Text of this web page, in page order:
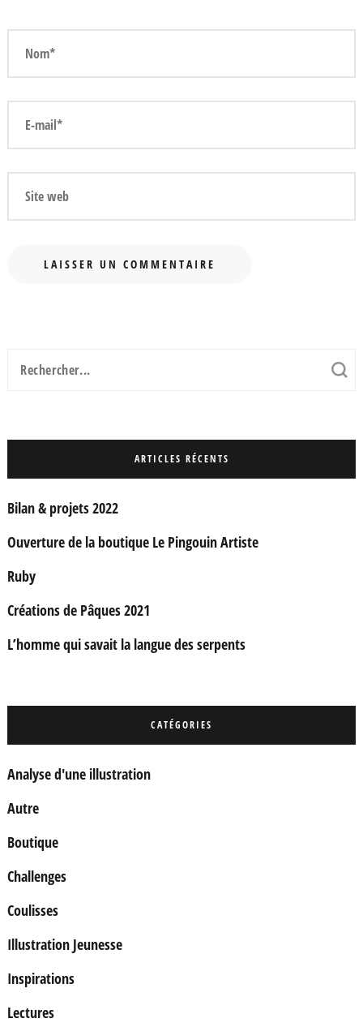
Recherche
ARTICLES RÉCENTS
Bilan & projets 2022
Ouverture de la boutique Le Pingouin Artiste
Ruby
Créations de Pâques 2021
L’homme qui savait la langue des serpents
CATÉGORIES
Analyse d'une illustration
Autre
Boutique
Challenges
Coulisses
Illustration Jeunesse
Inspirations
Lectures